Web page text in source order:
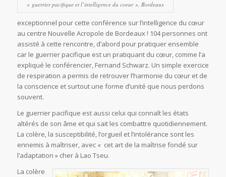
« guerrier pacifique et l’intelligence du coeur », Bordeaux
exceptionnel pour cette conférence sur l’intelligence du cœur
au centre Nouvelle Acropole de Bordeaux ! 104 personnes ont
assisté à cette rencontre, d’abord pour pratiquer ensemble
car le guerrier pacifique est un pratiquant du cœur, comme l’a
expliqué le conférencier, Fernand Schwarz. Un simple exercice
de respiration a permis de retrouver l’harmonie du cœur et de
la conscience et surtout une forme d’unité que nous perdons
souvent.
Le guerrier pacifique est aussi celui qui connaît les états
altérés de son âme et qui sait les combattre quotidiennement.
La colère, la susceptibilité, l’orgueil et l’intolérance sont les
ennemis à maîtriser, avec « cet art de la maîtrise fondé sur
l’adaptation » cher à Lao Tseu.
La colère